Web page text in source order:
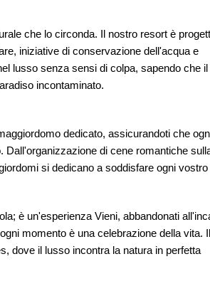
che lo circonda. Il nostro resort è
iniziative di conservazione dell'acqua e
lusso senza sensi di colpa, sapendo che il
incontaminato.
dedicato, assicurandoti che
di cene romantiche
si dedicano a soddisfare ogni vostro
è un'esperienza Vieni, abbandonati
momento è una celebrazione della vita.
dove il lusso incontra la natura in perfetta